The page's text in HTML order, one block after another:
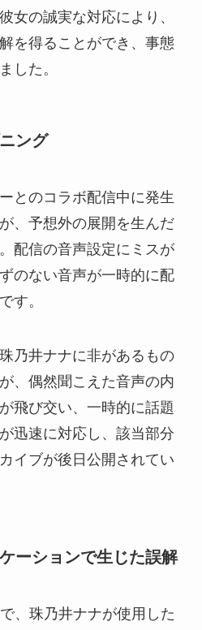
女の誠実な対応により、
を得ることができ、事態
した。
ング
とのコラボ配信中に発生
、予想外の展開を生んだ
配信の音声設定にミスが
のない音声が一時的に配
す。
乃井ナナに非があるもの
、偶然聞こえた音声の内
飛び交い、一時的に話題
迅速に対応し、該当部分
イブが後日公開されてい
ーションで生じた誤解
、珠乃井ナナが使用した